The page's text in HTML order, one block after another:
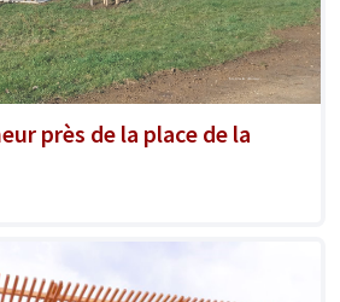
près de la place de la